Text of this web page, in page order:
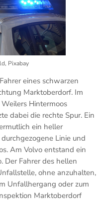
Pixabay
eines schwarzen
Marktoberdorf. Im
Hintermoos
dabei die rechte Spur. Ein
ein heller
Linie und
Am Volvo entstand ein
Der Fahrer des hellen
ohne anzuhalten,
Unfallhergang oder zum
Marktoberdorf